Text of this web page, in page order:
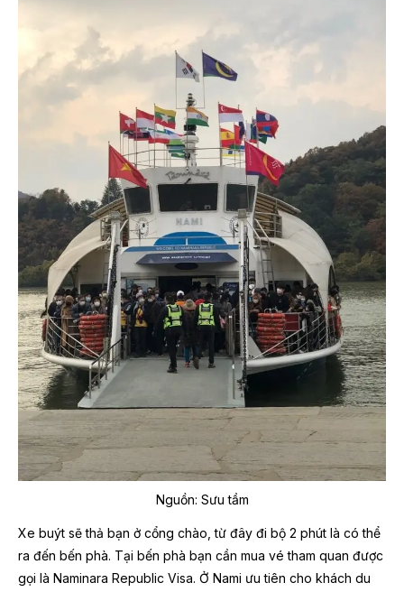
Nguồn: Sưu tầm
Xe buýt sẽ thả bạn ở cổng chào, từ đây đi bộ 2 phút là có thể
ra đến bến phà. Tại bến phà bạn cần mua vé tham quan được
gọi là Naminara Republic Visa. Ở Nami ưu tiên cho khách du